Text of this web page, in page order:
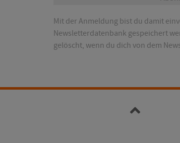
Mit der Anmeldung bist du damit
Newsletterdatenbank gespeichert
gelöscht, wenn du dich von dem